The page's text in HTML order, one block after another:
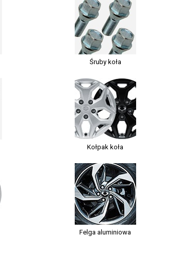
Śruby koła
Kołpak koła
Felga aluminiowa